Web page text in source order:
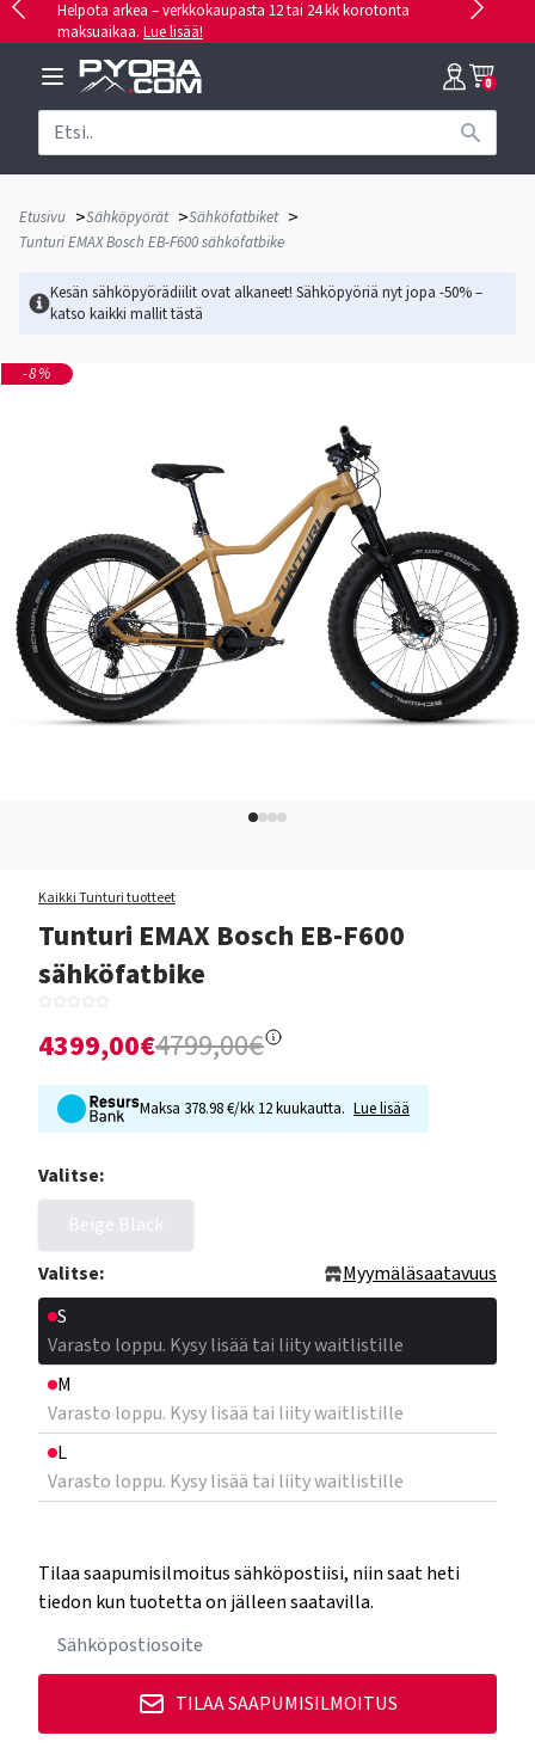
Helpota arkea – verkkokaupasta 12 tai 24 kk korotonta
maksuaikaa. Lue lisää!
0
Etusivu >Sähköpyörät >Sähköfatbiket >
Tunturi EMAX Bosch EB-F600 sähköfatbike
Kesän sähköpyörädiilit ovat alkaneet! Sähköpyöriä nyt jopa -50% –
katso kaikki mallittästä
-8%
Kaikki Tunturi tuotteet
Tunturi EMAX Bosch EB-F600
sähköfatbike
4399,00€4799,00€
Maksa 378.98 €/kk 12 kuukautta. Lue lisää
Valitse:
Beige Black
Valitse:
Myymäläsaatavuus
S
Varasto loppu. Kysy lisää tai liity waitlistille
M
Varasto loppu. Kysy lisää tai liity waitlistille
L
Varasto loppu. Kysy lisää tai liity waitlistille
Tilaa saapumisilmoitus sähköpostiisi, niin saat heti
tiedon kun tuotetta on jälleen saatavilla.
TILAA SAAPUMISILMOITUS